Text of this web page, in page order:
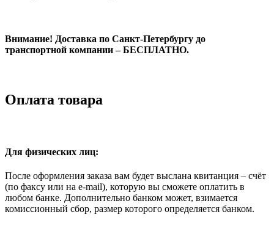
Внимание! Доставка по Санкт-Петербургу до
транспортной компании – БЕСПЛАТНО.
Оплата товара
Для физических лиц:
После оформления заказа вам будет выслана квитанция – счёт
(по факсу или на e-mail), которую вы сможете оплатить в
любом банке. Дополнительно банком может, взимается
комиссионный сбор, размер которого определяется банком.